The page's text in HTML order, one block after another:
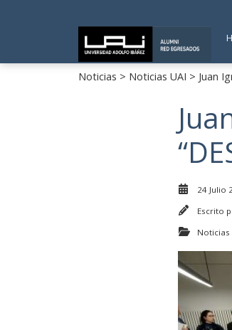
Noticias > Noticias UAI > Juan
24 Julio
Escrito
Noticias